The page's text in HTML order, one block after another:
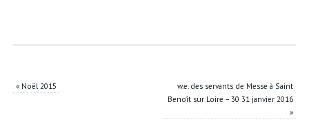
«Noël 2015
w.e. des servants de Messe à Saint
Benoît sur Loire – 30 31 janvier 2016
»